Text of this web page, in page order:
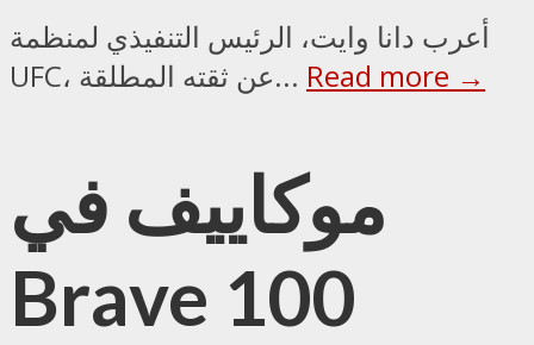
أعرب دانا وايت، الرئيس التنفيذي لمنظمة
UFC، عن ثقته المطلقة... Read more →
موكاييف في
Brave 100